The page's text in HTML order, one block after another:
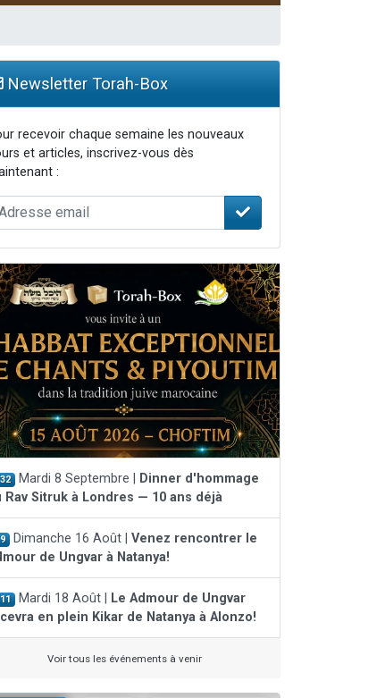
Newsletter Torah-Box
recevoir chaque semaine les nouveaux
et articles, inscrivez-vous dès
:
Mardi 8 Septembre |
Dinner d'hommage
Rav Sitruk à Londres — 10 ans déjà
Dimanche 16 Août | Venez rencontrer le
de Ungvar à Natanya!
Mardi 18 Août |
Le Admour de Ungvar
en plein Kikar de Natanya à Alonzo!
Voir tous les événements à venir